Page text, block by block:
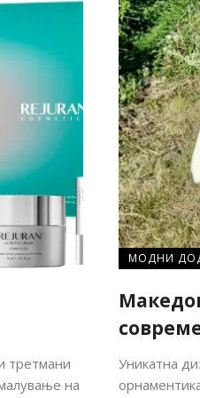
третмани
на
МОДНИ
Уникатна